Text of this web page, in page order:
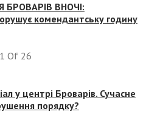
ВНОЧІ:
комендантську годину
1 Of 26
у центрі Броварів. Сучасне
порядку?